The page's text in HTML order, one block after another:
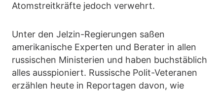
Atomstreitkräfte jedoch verwehrt.
Unter den Jelzin-Regierungen saßen
amerikanische Experten und Berater in allen
russischen Ministerien und haben buchstäblich
alles ausspioniert. Russische Polit-Veteranen
erzählen heute in Reportagen davon, wie